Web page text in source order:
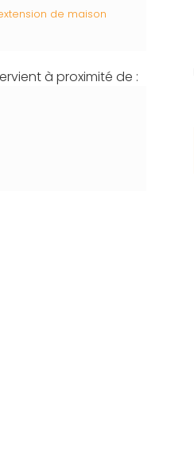
de maison
à proximité de :